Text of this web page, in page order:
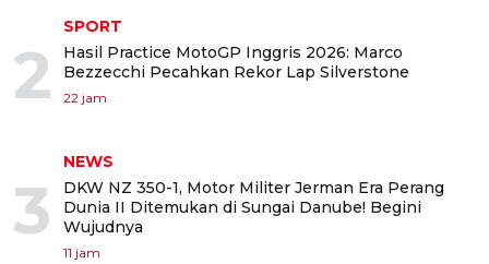
2
SPORT
Hasil Practice MotoGP Inggris 2026: Marco
Bezzecchi Pecahkan Rekor Lap Silverstone
22 jam
3
NEWS
DKW NZ 350-1, Motor Militer Jerman Era Perang
Dunia II Ditemukan di Sungai Danube! Begini
Wujudnya
11 jam